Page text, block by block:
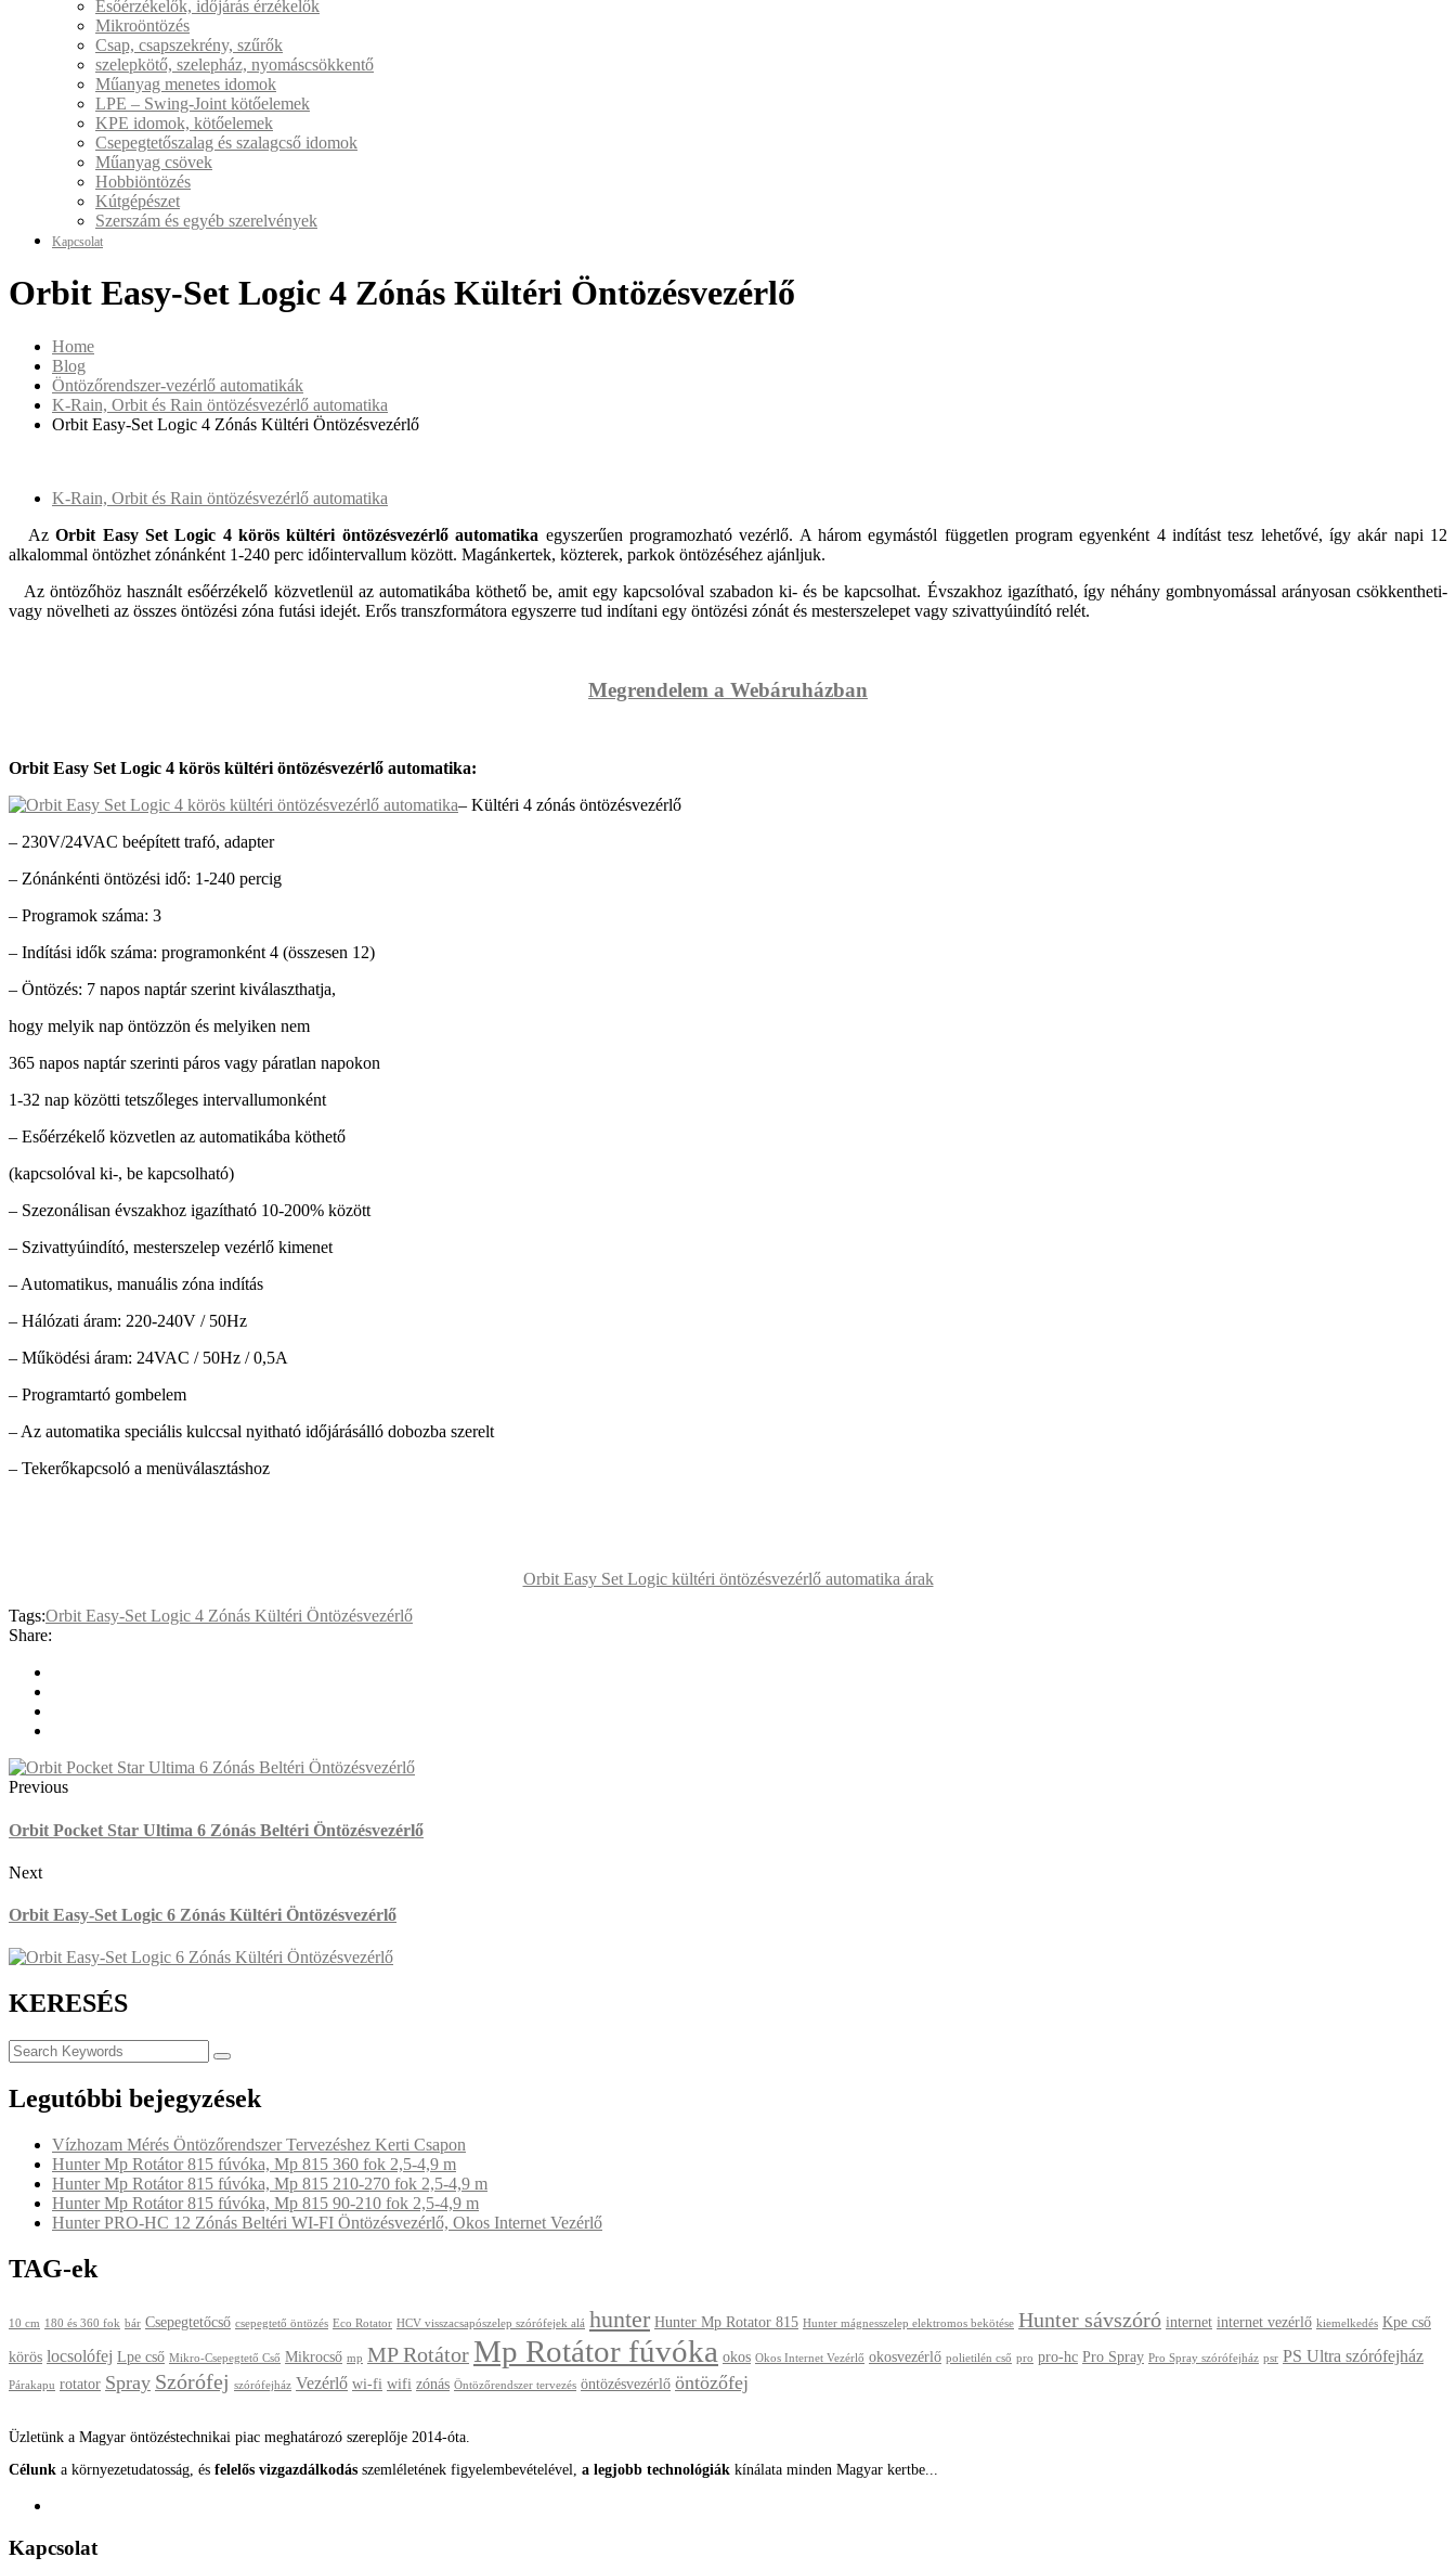
Esőérzékelők, időjárás érzékelők
Mikroöntözés
Csap, csapszekrény, szűrők
szelepkötő, szelepház, nyomáscsökkentő
Műanyag menetes idomok
LPE – Swing-Joint kötőelemek
KPE idomok, kötőelemek
Csepegtetőszalag és szalagcső idomok
Műanyag csövek
Hobbiöntözés
Kútgépészet
Szerszám és egyéb szerelvények
Kapcsolat
Orbit Easy-Set Logic 4 Zónás Kültéri Öntözésvezérlő
Home
Blog
Öntözőrendszer-vezérlő automatikák
K-Rain, Orbit és Rain öntözésvezérlő automatika
Orbit Easy-Set Logic 4 Zónás Kültéri Öntözésvezérlő
K-Rain, Orbit és Rain öntözésvezérlő automatika
AzOrbit Easy Set Logic 4 körös kültéri öntözésvezérlő automatika egyszerűen programozható vezérlő. A három egymástól független program egyenként 4 indítást tesz lehetővé, így akár napi 12
alkalommal öntözhet zónánként 1-240 perc időintervallum között. Magánkertek, közterek, parkok öntözéséhez ajánljuk.
Az öntözőhöz használt esőérzékelő közvetlenül az automatikába köthető be, amit egy kapcsolóval szabadon ki- és be kapcsolhat. Évszakhoz igazítható, így néhány gombnyomással arányosan csökkentheti-
vagy növelheti az összes öntözési zóna futási idejét. Erős transzformátora egyszerre tud indítani egy öntözési zónát és mesterszelepet vagy szivattyúindító relét.
Megrendelem a Webáruházban
Orbit Easy Set Logic 4 körös kültéri öntözésvezérlő automatika:
– Kültéri 4 zónás öntözésvezérlő
– 230V/24VAC beépített trafó, adapter
– Zónánkénti öntözési idő: 1-240 percig
– Programok száma: 3
– Indítási idők száma: programonként 4 (összesen 12)
– Öntözés: 7 napos naptár szerint kiválaszthatja,
hogy melyik nap öntözzön és melyiken nem
365 napos naptár szerinti páros vagy páratlan napokon
1-32 nap közötti tetszőleges intervallumonként
– Esőérzékelő közvetlen az automatikába köthető
(kapcsolóval ki-, be kapcsolható)
– Szezonálisan évszakhoz igazítható 10-200% között
– Szivattyúindító, mesterszelep vezérlő kimenet
– Automatikus, manuális zóna indítás
– Hálózati áram: 220-240V / 50Hz
– Működési áram: 24VAC / 50Hz / 0,5A
– Programtartó gombelem
– Az automatika speciális kulccsal nyitható időjárásálló dobozba szerelt
– Tekerőkapcsoló a menüválasztáshoz
Orbit Easy Set Logic kültéri öntözésvezérlő automatika árak
Tags:Orbit Easy-Set Logic 4 Zónás Kültéri Öntözésvezérlő
Share:
Previous
Orbit Pocket Star Ultima 6 Zónás Beltéri Öntözésvezérlő
Next
Orbit Easy-Set Logic 6 Zónás Kültéri Öntözésvezérlő
KERESÉS
Legutóbbi bejegyzések
Vízhozam Mérés Öntözőrendszer Tervezéshez Kerti Csapon
Hunter Mp Rotátor 815 fúvóka, Mp 815 360 fok 2,5-4,9 m
Hunter Mp Rotátor 815 fúvóka, Mp 815 210-270 fok 2,5-4,9 m
Hunter Mp Rotátor 815 fúvóka, Mp 815 90-210 fok 2,5-4,9 m
Hunter PRO-HC 12 Zónás Beltéri WI-FI Öntözésvezérlő, Okos Internet Vezérlő
TAG-ek
10 cm 180 és 360 fok bár Csepegtetőcső csepegtető öntözés Eco Rotator HCV visszacsapószelep szórófejek alá hunter Hunter Mp Rotator 815 Hunter mágnesszelep elektromos bekötése Hunter sávszóró internet internet vezérlő kiemelkedés Kpe cső
körös locsolófej Lpe cső Mikro-Csepegtető Cső Mikrocső mp MP Rotátor Mp Rotátor fúvóka okos Okos Internet Vezérlő okosvezérlő polietilén cső pro pro-hc Pro Spray Pro Spray szórófejház psr PS Ultra szórófejház
Párakapu rotator Spray Szórófej szórófejház Vezérlő wi-fi wifi zónás Öntözőrendszer tervezés öntözésvezérlő öntözőfej
Üzletünk a Magyar öntözéstechnikai piac meghatározó szereplője 2014-óta.
Célunk a környezetudatosság, és felelős vizgazdálkodás szemléletének figyelembevételével, a legjobb technológiák kínálata minden Magyar kertbe...
Kapcsolat